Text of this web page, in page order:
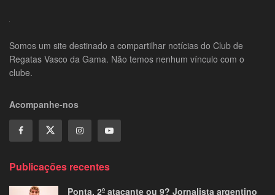
Somos um site destinado a compartilhar notícias do Club de
Regatas Vasco da Gama. Não temos nenhum vínculo com o
clube.
Acompanhe-nos
Publicações recentes
Ponta, 2º atacante ou 9? Jornalista argentino